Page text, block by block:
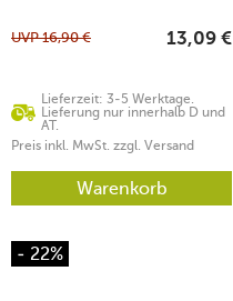
Lieferzeit: 3-5 Werktage.
Lieferung nur innerhalb D und
AT.
UVP16,90 € 13,09 €
Preis inkl. MwSt. zzgl. Versand
Warenkorb
- 22%